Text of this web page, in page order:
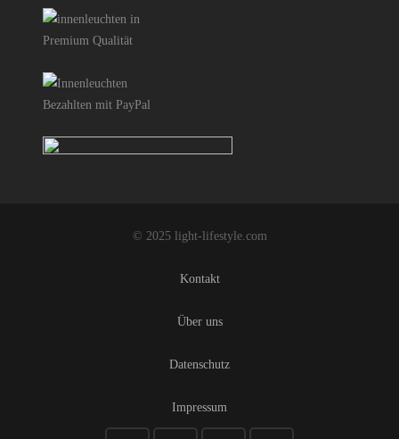
© 2025 light-lifestyle.com
Kontakt
Über uns
Datenschutz
Impressum